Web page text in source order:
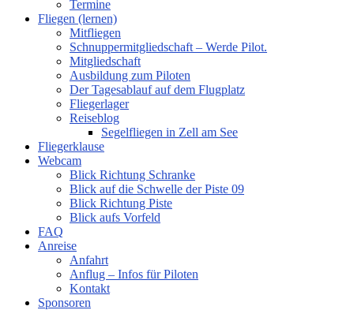
Termine
Fliegen (lernen)
Mitfliegen
Schnuppermitgliedschaft – Werde Pilot.
Mitgliedschaft
Ausbildung zum Piloten
Der Tagesablauf auf dem Flugplatz
Fliegerlager
Reiseblog
Segelfliegen in Zell am See
Fliegerklause
Webcam
Blick Richtung Schranke
Blick auf die Schwelle der Piste 09
Blick Richtung Piste
Blick aufs Vorfeld
FAQ
Anreise
Anfahrt
Anflug – Infos für Piloten
Kontakt
Sponsoren